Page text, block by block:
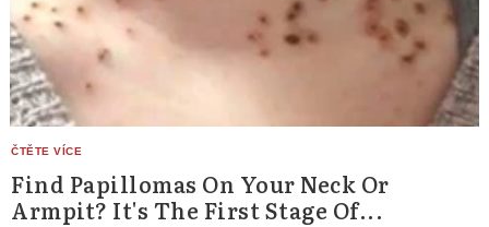
Find Papillomas On Your Neck Or
Armpit? It's The First Stage Of...